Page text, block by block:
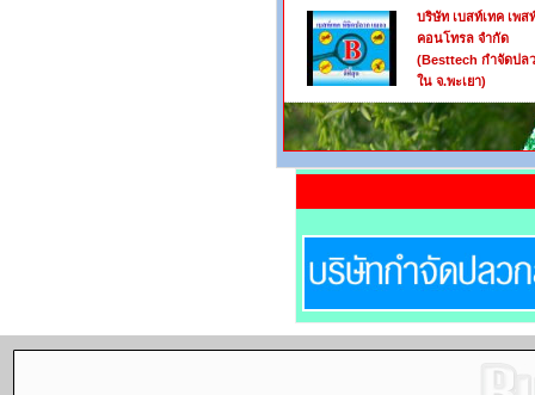
บริษัท เบสท์เทค เพส
คอนโทรล จำกัด
(Besttech กำจัดปล
ใน จ.พะเยา)